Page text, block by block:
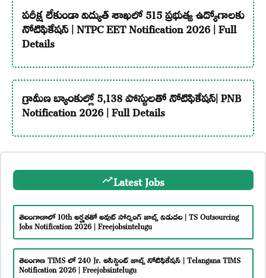
పరీక్ష లేకుండా విద్యుత్ శాఖలో 515 ప్రభుత్వ ఉద్యోగాలకు
నోటిఫికేషన్ | NTPC EET Notification 2026 | Full
Details
గ్రామీణ బ్యాంకుల్లో 5,138 పోస్టులతో నోటిఫికేషన్| PNB
Notification 2026 | Full Details
Latest Jobs
తెలంగాణాలో 10th అర్హతతో అవుట్ సోర్సింగ్ జాబ్స్ విడుదల | TS Outsourcing
Jobs Notification 2026 | Freejobsintelugu
తెలంగాణ TIMS లో 240 Jr. అసిస్టెంట్ జాబ్స్ నోటిఫికేషన్ | Telangana TIMS
Notification 2026 | Freejobsintelugu